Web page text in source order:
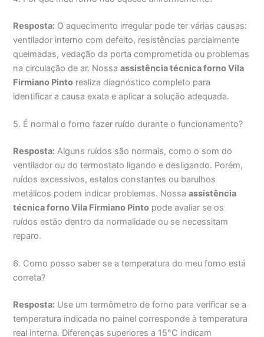
Resposta: O aquecimento irregular pode ter várias causas:
ventilador interno com defeito, resistências parcialmente
queimadas, vedação da porta comprometida ou problemas
na circulação de ar. Nossaassistência técnica forno Vila
Firmiano Pinto realiza diagnóstico completo para
identificar a causa exata e aplicar a solução adequada.
5. É normal o forno fazer ruído durante o funcionamento?
Resposta: Alguns ruídos são normais, como o som do
ventilador ou do termostato ligando e desligando. Porém,
ruídos excessivos, estalos constantes ou barulhos
metálicos podem indicar problemas. Nossaassistência
técnica forno Vila Firmiano Pinto pode avaliar se os
ruídos estão dentro da normalidade ou se necessitam
reparo.
6. Como posso saber se a temperatura do meu forno está
correta?
Resposta: Use um termômetro de forno para verificar se a
temperatura indicada no painel corresponde à temperatura
real interna. Diferenças superiores a 15°C indicam